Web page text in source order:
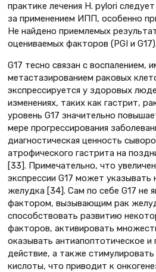
практике лечения H. pylori
за применением ИПП, особенно
Не найдено приемлемых
оцениваемых факторов (PGI и G17).
G17 тесно связан с воспалением,
метастазированием раковых
экспрессируется у здоровых
изменениях, таких как гастрит,
уровень G17 значительно
мере прогрессирования
диагностическая ценность
атрофического гастрита на
[33]. Примечательно, что
экспрессии G17 может указывать
желудка [34]. Сам по себе G17 не
фактором, вызывающим рак
способствовать развитию
факторов, активировать
оказывать антиапоптотическое и
действие, а также
кислоты, что приводит к